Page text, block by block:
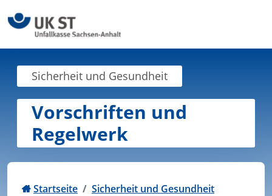
Sicherheit und Gesundheit
Vorschriften und
Regelwerk
Startseite
Sicherheit und Gesundheit